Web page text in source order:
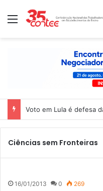
Menu
Voto em Lula é defesa
Ciências sem Fronteiras
16/01/2013 0 269